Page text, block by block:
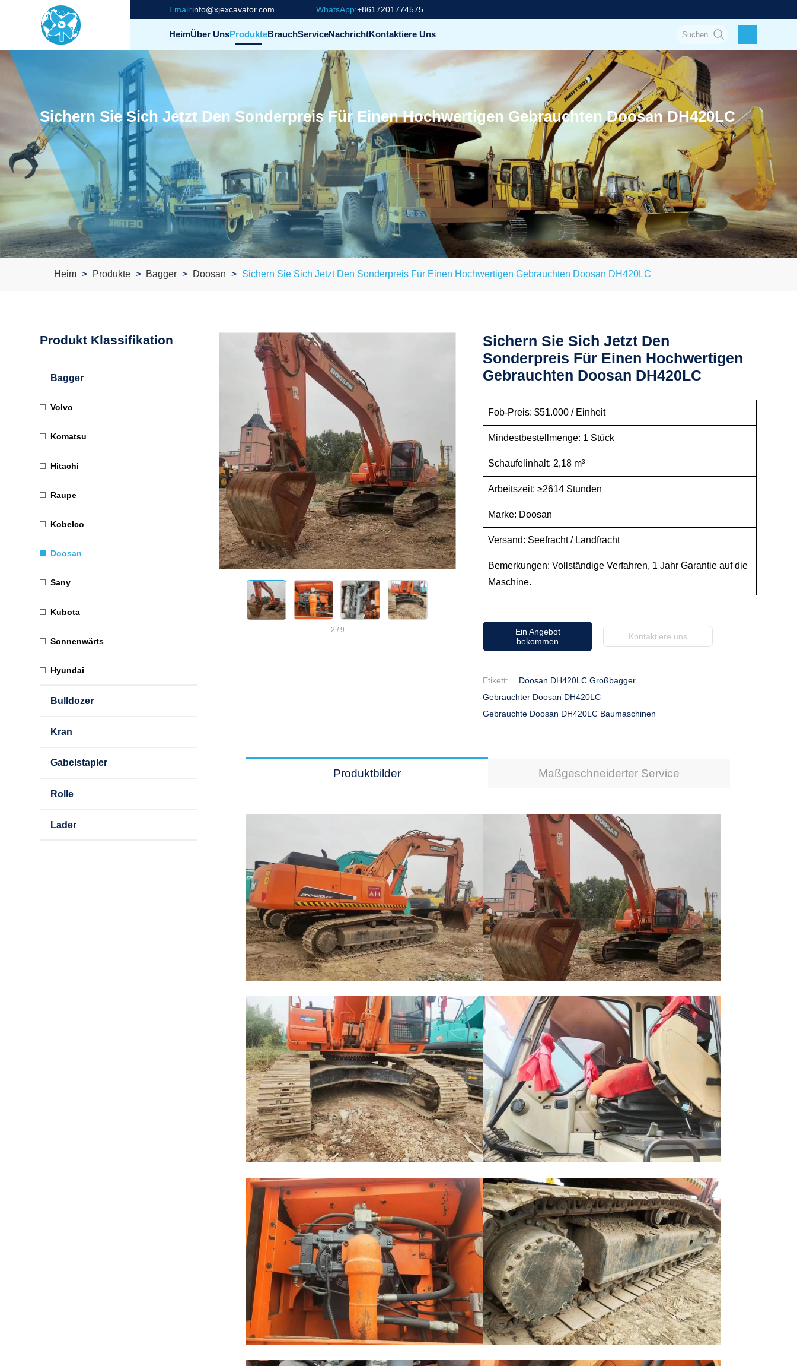
Email:info@xjexcavator.com WhatsApp:+8617201774575
HeimÜber UnsProdukteBrauchServiceNachrichtKontaktiere Uns
Sichern Sie Sich Jetzt Den Sonderpreis Für Einen Hochwertigen Gebrauchten Doosan DH420LC
Heim Produkte Bagger Doosan Sichern Sie Sich Jetzt Den Sonderpreis Für Einen Hochwertigen Gebrauchten Doosan DH420LC
Produkt Klassifikation
Bagger
Volvo
Komatsu
Hitachi
Raupe
Kobelco
Doosan
Sany
Kubota
Sonnenwärts
Hyundai
Bulldozer
Kran
Gabelstapler
Rolle
Lader
2 / 9
Sichern Sie Sich Jetzt Den
Sonderpreis Für Einen Hochwertigen
Gebrauchten Doosan DH420LC
Fob-Preis: $51.000 / Einheit
Mindestbestellmenge: 1 Stück
Schaufelinhalt: 2,18 m³
Arbeitszeit: ≥2614 Stunden
Marke: Doosan
Versand: Seefracht / Landfracht
Bemerkungen: Vollständige Verfahren, 1 Jahr Garantie auf die
Maschine.
Ein Angebot
bekommen
Kontaktiere uns
Etikett:
Doosan DH420LC Großbagger
Gebrauchter Doosan DH420LC
Gebrauchte Doosan DH420LC Baumaschinen
Produktbilder Maßgeschneiderter Service